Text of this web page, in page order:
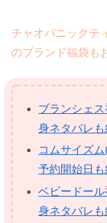
チャオパニックテ
のブランド福袋も
ブランシェ
身ネタバレも
コムサイズ
予約開始日も
ベビードー
身ネタバレも